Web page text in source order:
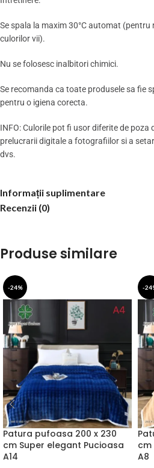
Se spala la maxim 30°C automat
culorilor vii).
Nu se folosesc inalbitori chimici.
Se recomanda ca toate produsele sa fie
pentru o igiena corecta.
INFO: Culorile pot fi usor diferite de poza
prelucrarii digitale a fotografiilor si a
dvs.
Informații suplimentare
Recenzii (0)
Produse similare
-24%
Patura pufoasa 200 x 230
cm Super elegant Pucioasa
A14
-
cm
A8